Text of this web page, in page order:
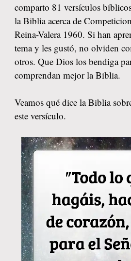
comparto 81 versículos
la Biblia acerca de
Reina-Valera 1960. Si han
tema y les gustó, no olviden
otros. Que Dios los bendiga
comprendan mejor la Biblia.
Veamos qué dice la Biblia
este versículo.